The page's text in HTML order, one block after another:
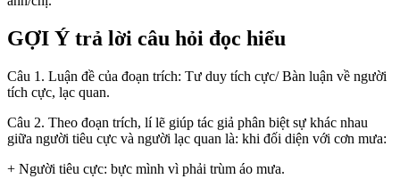
GỢI Ý trả lời câu hỏi đọc hiểu
Câu 1. Luận đề của đoạn trích: Tư duy tích cực/ Bàn luận về người
tích cực, lạc quan.
Câu 2. Theo đoạn trích, lí lẽ giúp tác giả phân biệt sự khác nhau
giữa người tiêu cực và người lạc quan là: khi đối diện với cơn mưa:
+ Người tiêu cực: bực mình vì phải trùm áo mưa.